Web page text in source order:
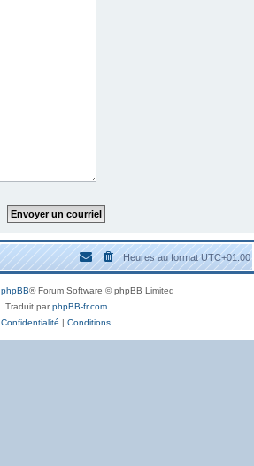
Heures au formatUTC+01:00
phpBB® Forum Software © phpBB Limited
Traduit parphpBB-fr.com
Confidentialité | Conditions